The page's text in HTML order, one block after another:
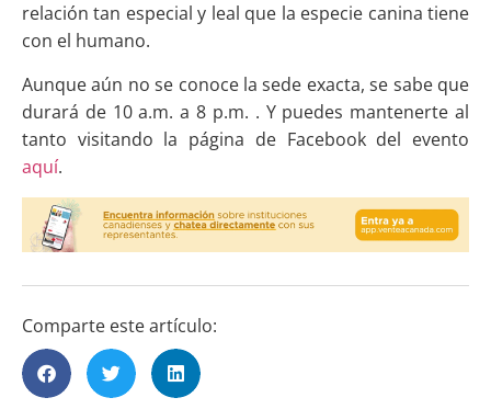
relación tan especial y leal que la especie canina tiene
con el humano.
Aunque aún no se conoce la sede exacta, se sabe que
durará de 10 a.m. a 8 p.m. . Y puedes mantenerte al
tanto visitando la página de Facebook del evento
aquí.
Comparte este artículo: